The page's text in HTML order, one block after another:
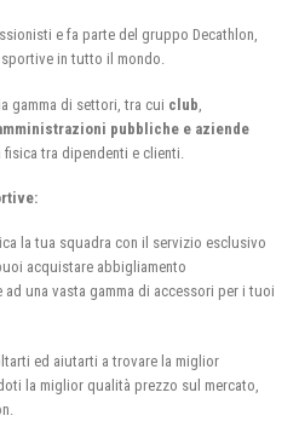
e fa parte del gruppo Decathlon,
in tutto il mondo.
gamma di settori, tra cui club
pubbliche e aziende
tra dipendenti e clienti.
la tua squadra con il servizio esclusivo
acquistare abbigliamento
una vasta gamma di accessori per i tuoi
ed aiutarti a trovare la miglior
la miglior qualità prezzo sul mercato,